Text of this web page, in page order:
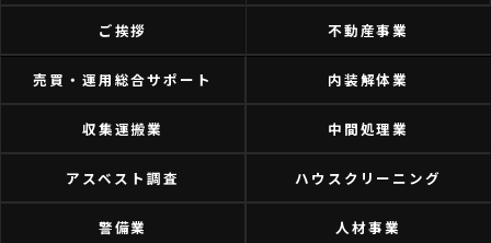
ご挨拶 不動産事業
売買・運用総合サポート 内装解体業
収集運搬業 中間処理業
アスベスト調査 ハウスクリーニング
警備業 人材事業